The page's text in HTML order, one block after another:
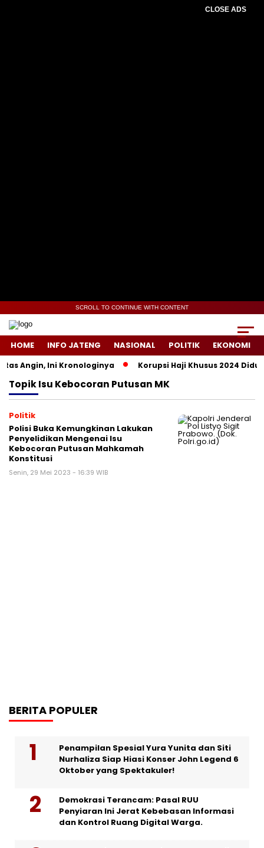
CLOSE ADS
SCROLL TO CONTINUE WITH CONTENT
HOME INFO JATENG NASIONAL POLITIK EKONOMI
Angin, Ini Kronologinya Korupsi Haji Khusus 2024
TopikIsu Kebocoran Putusan MK
Politik
Polisi Buka Kemungkinan Lakukan
Penyelidikan Mengenai Isu
Kebocoran Putusan Mahkamah
Konstitusi
Senin, 29 Mei 2023 - 16:39 WIB
BERITA POPULER
Penampilan Spesial Yura Yunita dan Siti
Nurhaliza Siap Hiasi Konser John Legend 6
Oktober yang Spektakuler!
Demokrasi Terancam: Pasal RUU
Penyiaran Ini Jerat Kebebasan Informasi
dan Kontrol Ruang Digital Warga.